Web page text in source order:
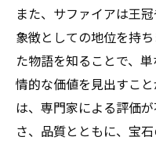
また、サファイアは王
象徴としての地位を持
た物語を知ることで、
情的な価値を見出すこ
は、専門家による評価
さ、品質とともに、宝